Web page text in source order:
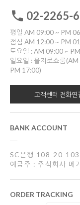
02-2265-
평일 AM 09:00 ~ PM
점심 AM 12:00 ~ PM
토요일 : AM 09:00 ~
일요일 : 을지로쇼룸
PM 17:00)
고객센터 전화연
BANK ACCOUNT
SC은행 108-20-
예금주 : 주식회사 메
ORDER TRACKING